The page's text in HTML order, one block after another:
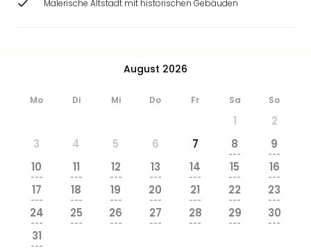
Malerische Altstadt mit historischen Gebäuden
August 2026
Mo Di Mi Do Fr Sa So
1
2
3
4 5 6 7 8
---
9
---
10
---
11
---
12
---
13
---
14
---
15
---
16
---
17
---
18
---
19
---
20
---
21
---
22
---
23
---
24
---
25
---
26
---
27
---
28
---
29
---
30
---
31
---